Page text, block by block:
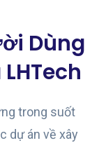
Dùng
trong suốt
dự án về xây